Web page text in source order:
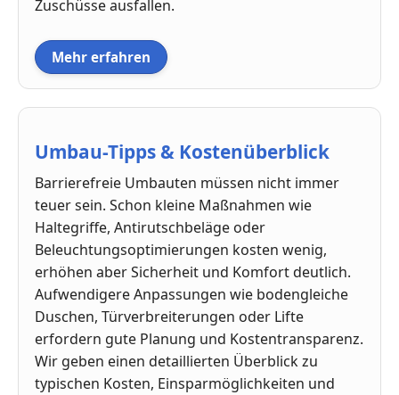
Zuschüsse ausfallen.
Mehr erfahren
Umbau-Tipps & Kostenüberblick
Barrierefreie Umbauten müssen nicht immer
teuer sein. Schon kleine Maßnahmen wie
Haltegriffe, Antirutschbeläge oder
Beleuchtungsoptimierungen kosten wenig,
erhöhen aber Sicherheit und Komfort deutlich.
Aufwendigere Anpassungen wie bodengleiche
Duschen, Türverbreiterungen oder Lifte
erfordern gute Planung und Kostentransparenz.
Wir geben einen detaillierten Überblick zu
typischen Kosten, Einsparmöglichkeiten und